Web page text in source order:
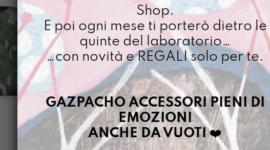
quantità
Cuciamo ogni ordine
4/5 giorni lavorativi,
importo superiore ai
Dettagli prodotto
la Gazpacha
per cambiare
pancia.
Shop.
E poi ogni mese ti porterò dietro le
quinte del laboratorio…
…con novità e REGALI solo per te.
GAZPACHO ACCESSORI PIENI DI
EMOZIONI
ANCHE DA VUOTI❤️